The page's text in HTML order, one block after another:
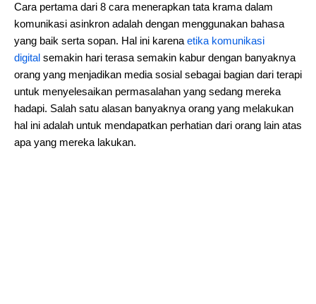
Cara pertama dari 8 cara menerapkan tata krama dalam
komunikasi asinkron adalah dengan menggunakan bahasa
yang baik serta sopan. Hal ini karena etika komunikasi
digital semakin hari terasa semakin kabur dengan banyaknya
orang yang menjadikan media sosial sebagai bagian dari terapi
untuk menyelesaikan permasalahan yang sedang mereka
hadapi. Salah satu alasan banyaknya orang yang melakukan
hal ini adalah untuk mendapatkan perhatian dari orang lain atas
apa yang mereka lakukan.